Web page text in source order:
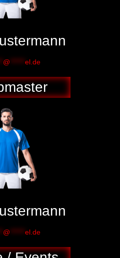
@ el.de
@ el.de